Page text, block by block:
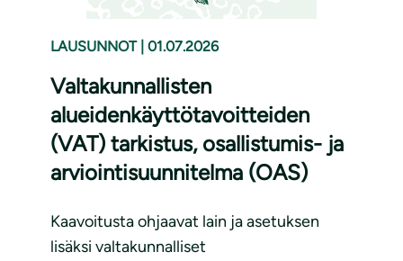
LAUSUNNOT 01.07.2026
Valtakunnallisten
alueidenkäyttötavoitteiden
(VAT) tarkistus, osallistumis- ja
arviointisuunnitelma (OAS)
Kaavoitusta ohjaavat lain ja asetuksen
lisäksi valtakunnalliset